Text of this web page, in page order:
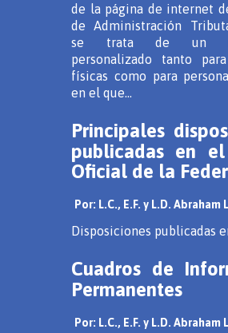
de la página de internet
de Administración
se trata de un
personalizado tanto
físicas como para
en el que...
Principales
publicadas en
Oficial de la
Por: L.C., E.F. y L.D. Abraham
Disposiciones publicadas
Cuadros de
Permanentes
Por: L.C., E.F. y L.D. Abraham